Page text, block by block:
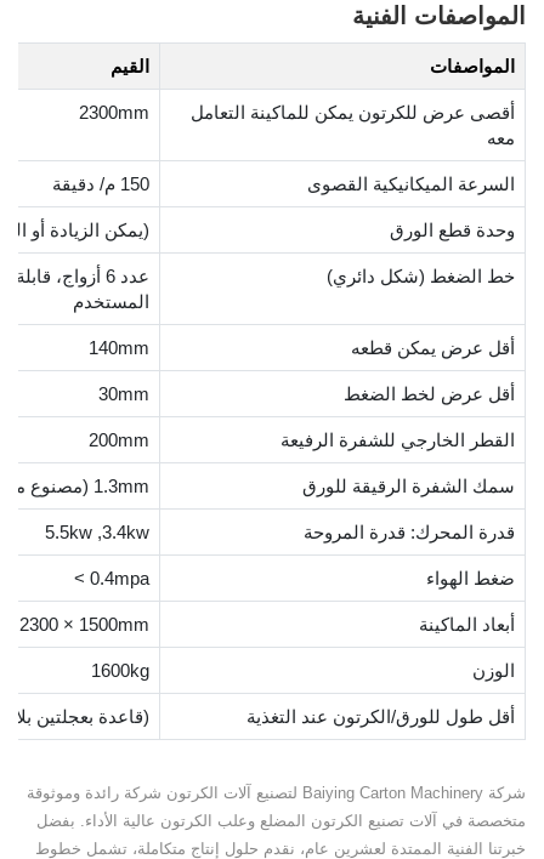
المواصفات الفنية
المواصفات القيم
أقصى عرض للكرتون يمكن للماكينة التعامل
معه
2300mm
السرعة الميكانيكية القصوى 150 م/ دقيقة
وحدة قطع الورق (يمكن الزيادة أو
خط الضغط (شكل دائري)
عدد 6 أزواج،
المستخدم
أقل عرض يمكن قطعه 140mm
أقل عرض لخط الضغط 30mm
القطر الخارجي للشفرة الرفيعة 200mm
سمك الشفرة الرقيقة للورق 1.3mm (مصنوع من سبيكة)
قدرة المحرك: قدرة المروحة 5.5kw ,3.4kw
ضغط الهواء < 0.4mpa
أبعاد الماكينة × 2300 × 1500mm
الوزن 1600kg
أقل طول للورق/الكرتون عند التغذية (قاعدة بعجلتين
شركة Baiying Carton Machinery لتصنيع آلات الكرتون شركة رائدة وموثوقة
متخصصة في آلات تصنيع الكرتون المضلع وعلب الكرتون عالية الأداء. بفضل
خبرتنا الفنية الممتدة لعشرين عام، نقدم حلول إنتاج متكاملة، تشمل خطوط